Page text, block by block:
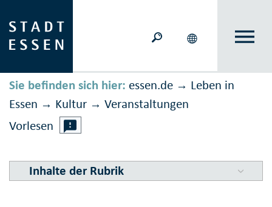
Sie befinden sich hier: essen.de → Leben in
Essen → Kultur → Veranstal­tungen
Vorlesen
Inhalte der Rubrik